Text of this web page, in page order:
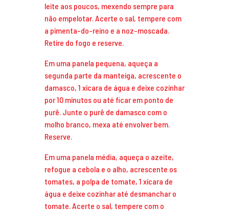
leite aos poucos, mexendo sempre para
não empelotar. Acerte o sal, tempere com
a pimenta-do-reino e a noz-moscada.
Retire do fogo e reserve.
Em uma panela pequena, aqueça a
segunda parte da manteiga, acrescente o
damasco, 1 xícara de água e deixe cozinhar
por 10 minutos ou até ficar em ponto de
purê. Junte o purê de damasco com o
molho branco, mexa até envolver bem.
Reserve.
Em uma panela média, aqueça o azeite,
refogue a cebola e o alho, acrescente os
tomates, a polpa de tomate, 1 xícara de
água e deixe cozinhar até desmanchar o
tomate. Acerte o sal, tempere com o